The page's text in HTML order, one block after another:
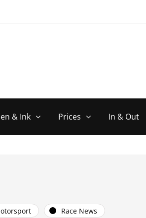
& Ink Prices In & Out
Race News